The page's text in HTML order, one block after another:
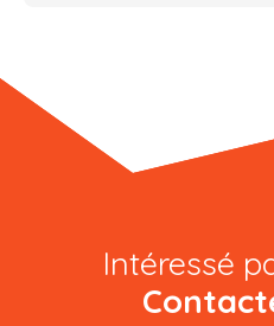
Intéressé